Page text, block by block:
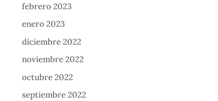
febrero 2023
enero 2023
diciembre 2022
noviembre 2022
octubre 2022
septiembre 2022